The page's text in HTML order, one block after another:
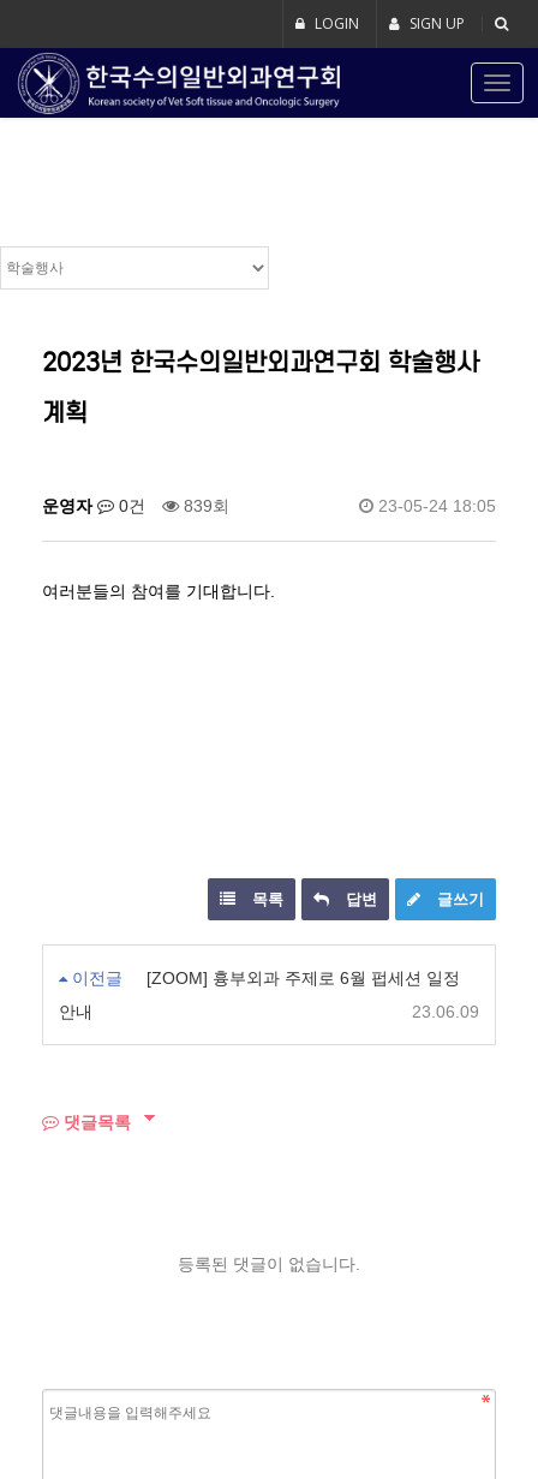
LOGIN SIGN UP
2023년 한국수의일반외과연구회 학술행사
계획
운영자 0건 839회 23-05-24 18:05
여러분들의 참여를 기대합니다.
목록 답변 글쓰기
이전글
[ZOOM] 흉부외과 주제로 6월 펍세션 일정
안내
23.06.09
댓글목록
등록된 댓글이 없습니다.